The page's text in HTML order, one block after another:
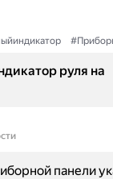
руля на
панели